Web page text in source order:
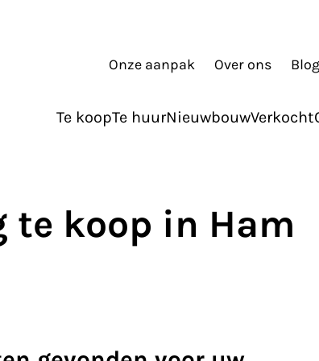
Onze aanpak Over ons Blog
Te koopTe huurNieuwbouwVerkocht
te koop in Ham